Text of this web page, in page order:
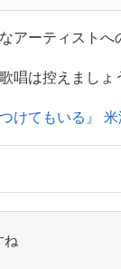
アーティスト
唱は控えましょ
けてもいる』
ね